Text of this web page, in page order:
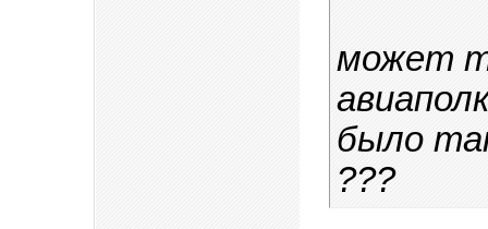
может
было
???